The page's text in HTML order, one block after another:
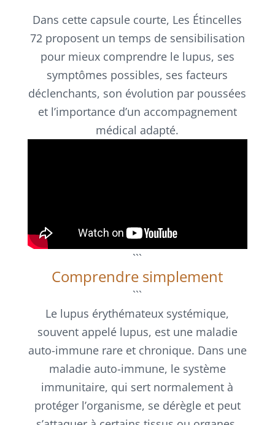
Dans cette capsule courte, Les Étincelles
72 proposent un temps de sensibilisation
pour mieux comprendre le lupus, ses
symptômes possibles, ses facteurs
déclenchants, son évolution par poussées
et l’importance d’un accompagnement
médical adapté.
```
Comprendre simplement
```
Le lupus érythémateux systémique,
souvent appelé lupus, est une maladie
auto-immune rare et chronique. Dans une
maladie auto-immune, le système
immunitaire, qui sert normalement à
protéger l’organisme, se dérègle et peut